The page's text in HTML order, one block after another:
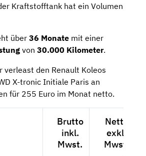
Kraftstofftank hat ein Volumen
über 36 Monate mit einer
von 30.000 Kilometer.
verleast den Renault Koleos
X-tronic Initiale Paris an
für 255 Euro im Monat netto.
Brutto
inkl.
Mwst.
Netto
exkl.
Mwst.